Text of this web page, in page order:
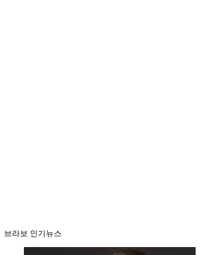
브라보 인기뉴스